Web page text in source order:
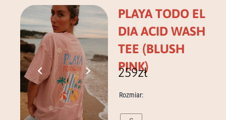
PLAYA TODO EL
DIA ACID WASH
TEE (BLUSH
PINK)
259zł
Rozmiar:
playa